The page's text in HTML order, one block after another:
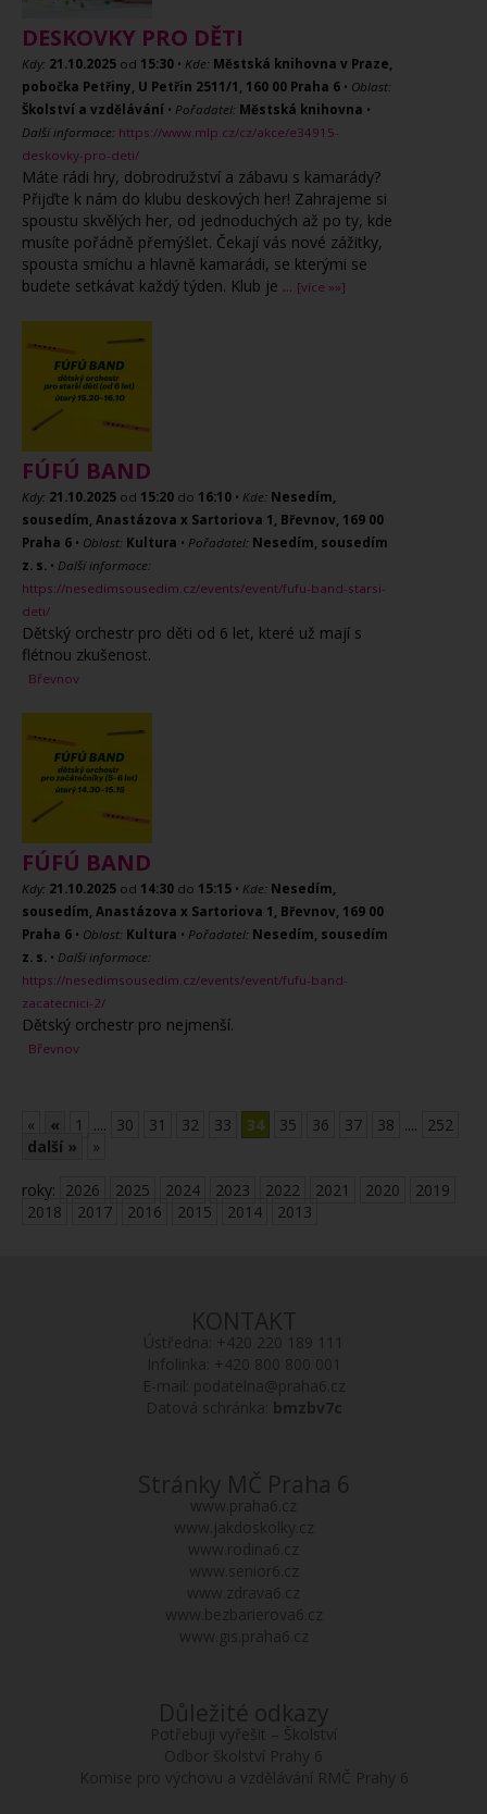
DESKOVKY PRO DĚTI
Kdy: 21.10.2025 od 15:30 • Kde: Městská knihovna v Praze,
pobočka Petřiny, U Petřin 2511/1, 160 00 Praha 6 • Oblast:
Školství a vzdělávání • Pořadatel: Městská knihovna •
Další informace: https://www.mlp.cz/cz/akce/e34915-
deskovky-pro-deti/
Máte rádi hry, dobrodružství a zábavu s kamarády?
Přijďte k nám do klubu deskových her! Zahrajeme si
spoustu skvělých her, od jednoduchých až po ty, kde
musíte pořádně přemýšlet. Čekají vás nové zážitky,
spousta smíchu a hlavně kamarádi, se kterými se
budete setkávat každý týden. Klub je ... [více »»]
FÚFÚ BAND
Kdy: 21.10.2025 od 15:20 do 16:10 • Kde: Nesedím,
sousedím, Anastázova x Sartoriova 1, Břevnov, 169 00
Praha 6 • Oblast: Kultura • Pořadatel: Nesedím, sousedím
z. s. • Další informace:
https://nesedimsousedim.cz/events/event/fufu-band-starsi-
deti/
Dětský orchestr pro děti od 6 let, které už mají s
flétnou zkušenost.
Břevnov
FÚFÚ BAND
Kdy: 21.10.2025 od 14:30 do 15:15 • Kde: Nesedím,
sousedím, Anastázova x Sartoriova 1, Břevnov, 169 00
Praha 6 • Oblast: Kultura • Pořadatel: Nesedím, sousedím
z. s. • Další informace:
https://nesedimsousedim.cz/events/event/fufu-band-
zacatecnici-2/
Dětský orchestr pro nejmenší.
Břevnov
« « 1 .... 30 31 32 33 34 35 36 37 38 .... 252
další »
»
roky: 2026 2025 2024 2023 2022 2021 2020
2019
2018
2017 2016 2015 2014 2013
KONTAKT
Ústředna: +420 220 189 111
Infolinka: +420 800 800 001
E-mail: podatelna@praha6.cz
Datová schránka: bmzbv7c
Stránky MČ Praha 6
www.praha6.cz
www.jakdoskolky.cz
www.rodina6.cz
www.senior6.cz
www.zdrava6.cz
www.bezbarierova6.cz
www.gis.praha6.cz
Důležité odkazy
Potřebuji vyřešit – Školství
Odbor školství Prahy 6
Komise pro výchovu a vzdělávání RMČ Prahy 6